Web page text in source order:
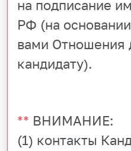
на подписание
РФ (на
вами Отношения
кандидату).
** ВНИМАНИЕ:
(1) контакты